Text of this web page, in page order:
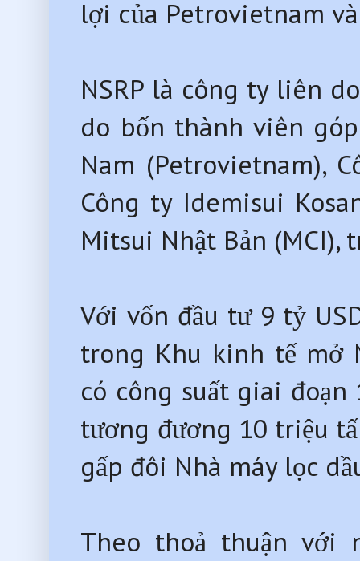
lợi của Petrovietnam
NSRP là công ty liên
do bốn thành viên
Nam (Petrovietnam),
Công ty Idemisui
Mitsui Nhật Bản (MCI),
Với vốn đầu tư 9 tỷ
trong Khu kinh tế mở
có công suất giai
tương đương 10 triệu
gấp đôi Nhà máy lọc
Theo thoả thuận với